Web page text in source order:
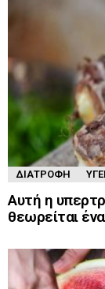
ΔΙΑΤΡΟΦΉ
Αυτή η
θεωρείται